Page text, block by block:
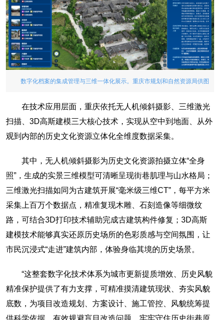
数字化档案的集成管理与三维一体化展示。重庆市规划和自然资源局供图
在技术应用层面，重庆依托无人机倾斜摄影、三维激光
扫描、3D高斯建模三大核心技术，实现从空中到地面、从外
观到内部的历史文化资源立体化全维度数据采集。
其中，无人机倾斜摄影为历史文化资源拍摄立体“全身
照”，生成的实景三维模型可清晰呈现街巷肌理与山水格局；
三维激光扫描如同为古建筑开展“毫米级三维CT”，每平方米
采集上百万个数据点，精准复现木雕、石刻造像等细微纹
路，可结合3D打印技术辅助完成古建筑构件修复；3D高斯
建模技术能够真实还原历史场所的色彩质感与空间氛围，让
市民沉浸式“走进”建筑内部，体验身临其境的历史场景。
“这整套数字化技术体系为城市更新提质增效、历史风貌
精准保护提供了有力支撑，可精准摸清建筑现状、夯实风貌
底数，为项目改造规划、方案设计、施工管控、风貌统筹提
供科学依据，有效规避盲目改造问题，牢牢守住历史街巷原